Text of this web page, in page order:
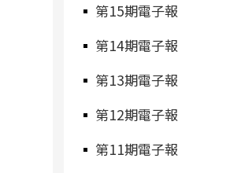
第15期電子報
第14期電子報
第13期電子報
第12期電子報
第11期電子報